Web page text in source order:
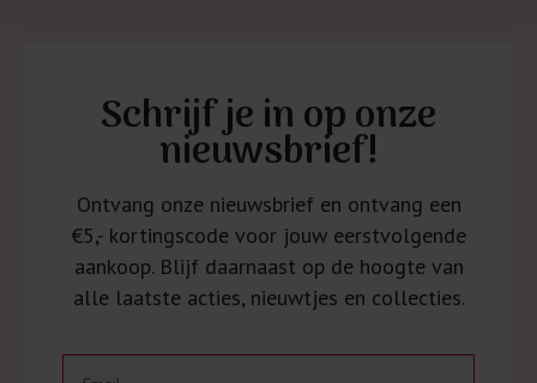
Schrijf je in op onze
nieuwsbrief!
Ontvang onze nieuwsbrief en ontvang een
€5,- kortingscode voor jouw eerstvolgende
aankoop. Blijf daarnaast op de hoogte van
alle laatste acties, nieuwtjes en collecties.